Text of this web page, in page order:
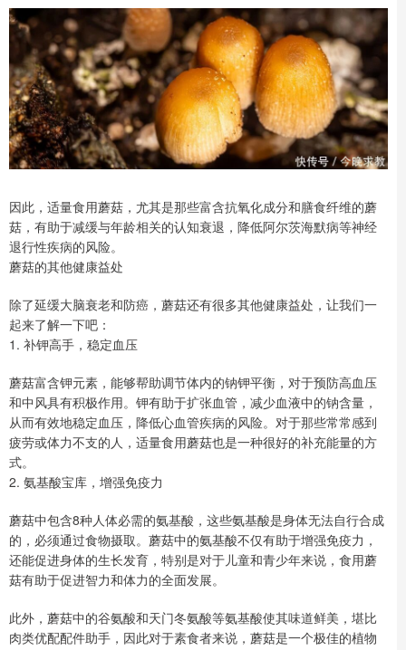
因此，适量食用蘑菇，尤其是那些富含抗氧化成分和膳食纤维的蘑
菇，有助于减缓与年龄相关的认知衰退，降低阿尔茨海默病等神经
退行性疾病的风险。
蘑菇的其他健康益处
除了延缓大脑衰老和防癌，蘑菇还有很多其他健康益处，让我们一
起来了解一下吧：
1. 补钾高手，稳定血压
蘑菇富含钾元素，能够帮助调节体内的钠钾平衡，对于预防高血压
和中风具有积极作用。钾有助于扩张血管，减少血液中的钠含量，
从而有效地稳定血压，降低心血管疾病的风险。对于那些常常感到
疲劳或体力不支的人，适量食用蘑菇也是一种很好的补充能量的方
式。
2. 氨基酸宝库，增强免疫力
蘑菇中包含8种人体必需的氨基酸，这些氨基酸是身体无法自行合成
的，必须通过食物摄取。蘑菇中的氨基酸不仅有助于增强免疫力，
还能促进身体的生长发育，特别是对于儿童和青少年来说，食用蘑
菇有助于促进智力和体力的全面发展。
此外，蘑菇中的谷氨酸和天门冬氨酸等氨基酸使其味道鲜美，堪比
肉类优配配件助手，因此对于素食者来说，蘑菇是一个极佳的植物